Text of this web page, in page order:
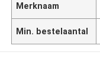
Merknaam
Min. bestelaantal